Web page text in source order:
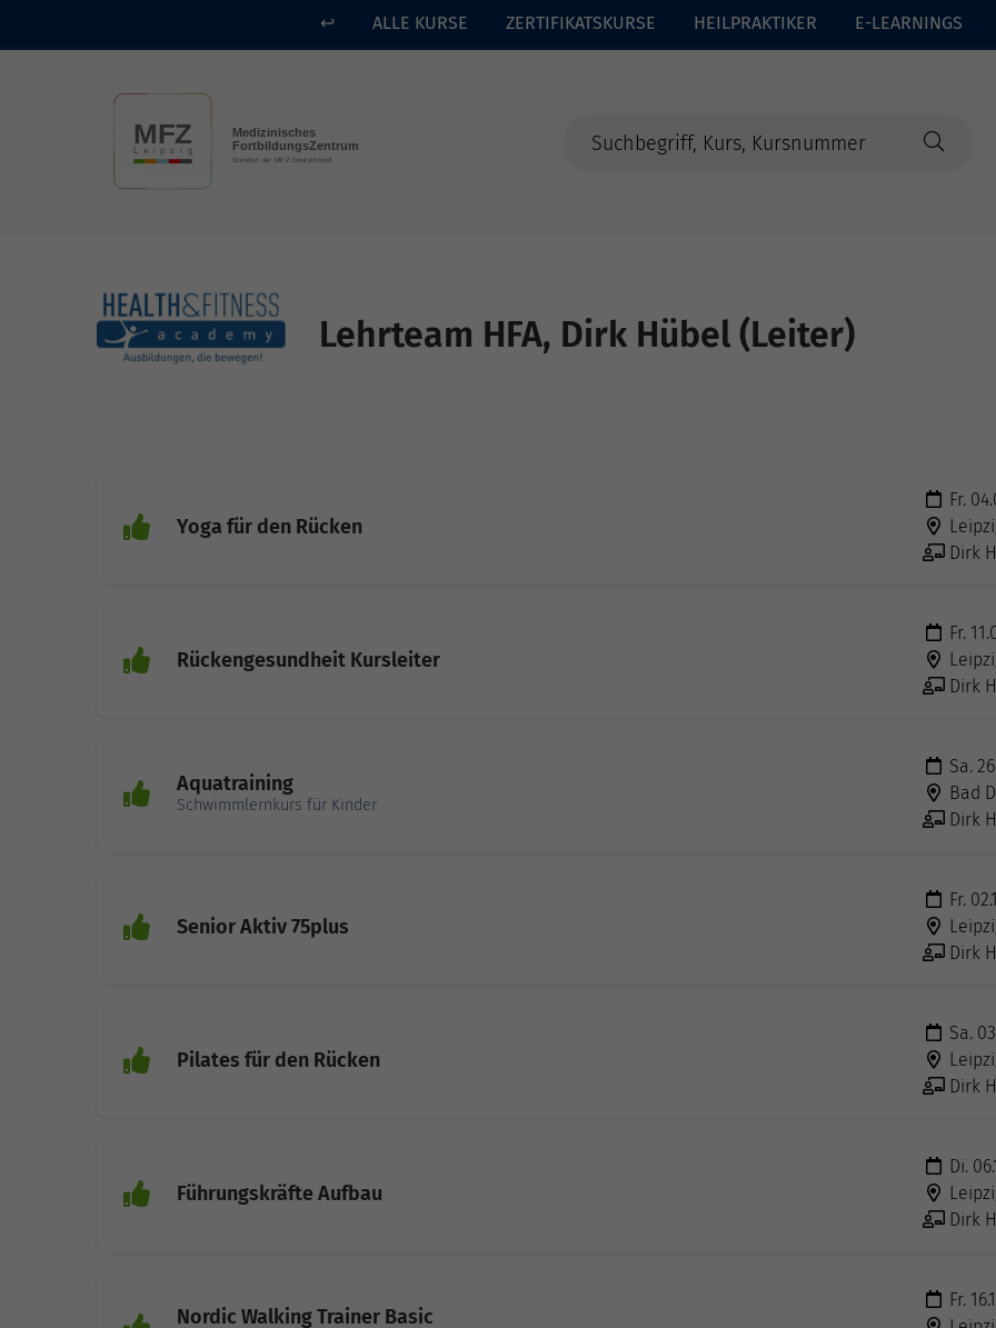
Skip to main content
↩ ALLE KURSE ZERTIFIKATSKURSE HEILPRAKTIKER E-LEARNINGS
Lehrteam HFA, Dirk Hübel (Leiter)
Yoga für den Rücken
Fr.
Dirk
Rückengesundheit Kursleiter
Fr.
Dirk
Aquatraining
Schwimmlernkurs für Kinder
Sa.
Bad
Dirk
Senior Aktiv 75plus
Fr.
Dirk
Pilates für den Rücken
Sa.
Dirk
Führungskräfte Aufbau
Di.
Dirk
Nordic Walking Trainer Basic
Fr.